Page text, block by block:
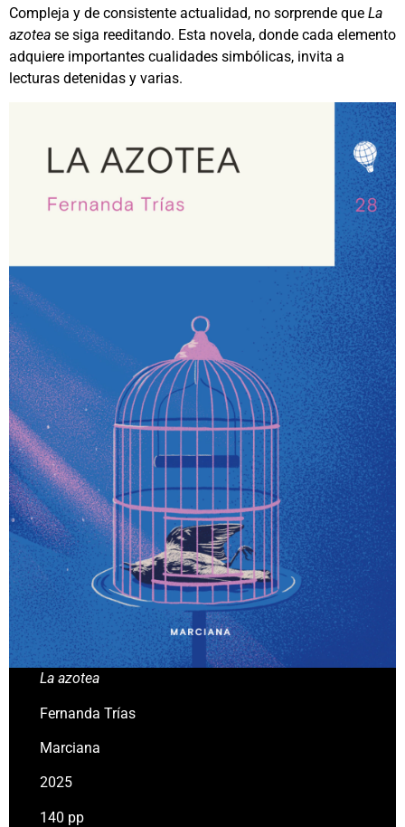
Compleja y de consistente actualidad, no sorprende que La
azotea se siga reeditando. Esta novela, donde cada elemento
adquiere importantes cualidades simbólicas, invita a
lecturas detenidas y varias.
La azotea
Fernanda Trías
Marciana
2025
140 pp